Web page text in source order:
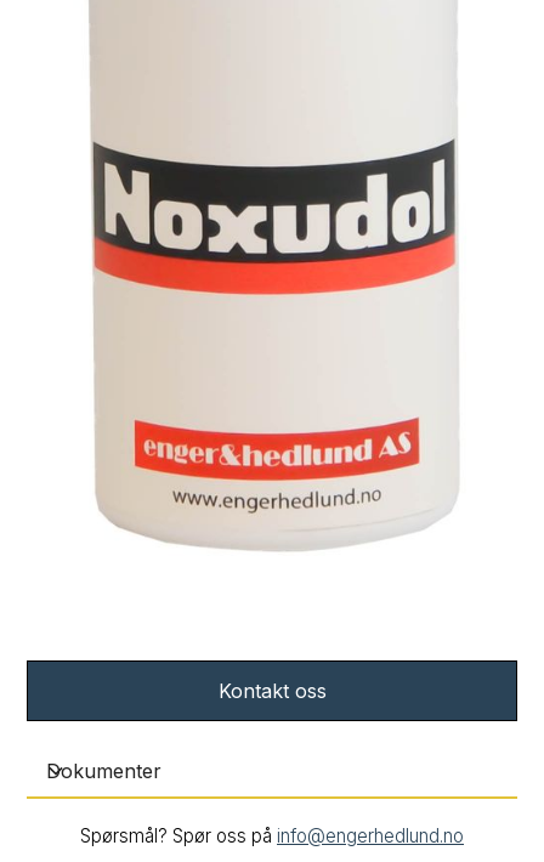
Kontakt oss
Dokumenter
Spørsmål? Spør oss på info@engerhedlund.no